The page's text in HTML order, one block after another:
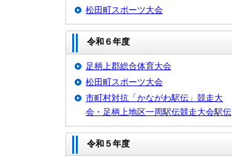
松田町スポーツ大会
令和６年度
足柄上郡総合体育大会
松田町スポーツ大会
市町村対抗「かながわ駅伝」競走大
会・足柄上地区一周駅伝競走大会駅伝
令和５年度